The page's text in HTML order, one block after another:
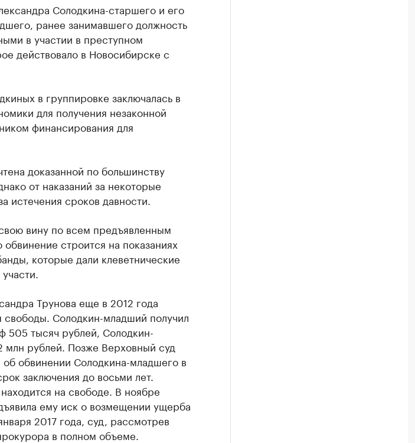
Солодкина-старшего и его
ранее занимавшего должность
в участии в преступном
действовало в Новосибирске с
в группировке заключалась в
для получения незаконной
финансирования для
доказанной по большинству
от наказаний за некоторые
истечения сроков давности.
вину по всем предъявленным
строится на показаниях
которые дали клеветнические
Трунова еще в 2012 года
Солодкин-младший получил
505 тысяч рублей, Солодкин-
рублей. Позже Верховный суд
обвинении Солодкина-младшего в
заключения до восьми лет.
на свободе. В ноябре
ему иск о возмещении ущерба
2017 года, суд, рассмотрев
в полном объеме.